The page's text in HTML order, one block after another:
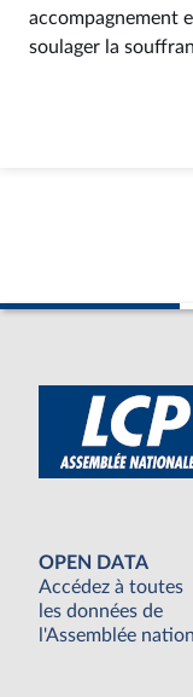
accompagnement
soulager la
OPEN DATA
Accédez à toutes
les données de
l'Assemblée